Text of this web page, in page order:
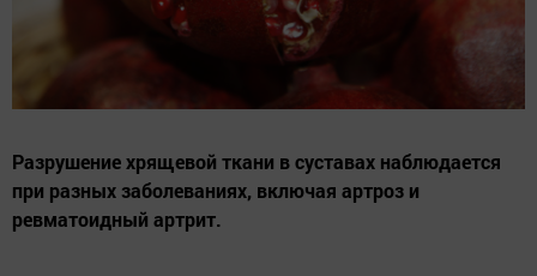
Разрушение хрящевой ткани в суставах наблюдается
при разных заболеваниях, включая артроз и
ревматоидный артрит.